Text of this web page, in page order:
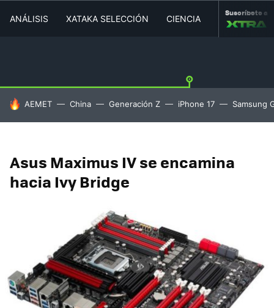
ANÁLISIS XATAKA SELECCIÓN CIENCIA MOVILIDAD
Suscríbete a
HOY SE HABLA DE
AEMET China Generación Z iPhone 17 Samsung
Asus Maximus IV se encamina
hacia Ivy Bridge